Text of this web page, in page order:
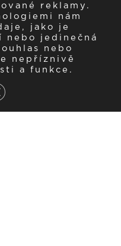
reklamy.
nám
jako je
nebo jedinečná
nebo
nepříznivě
a funkce.
cookie lištu GDPR